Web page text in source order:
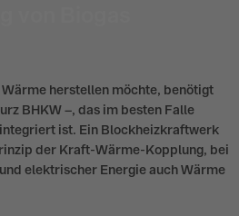
herstellen möchte, benötigt
BHKW –, das im besten Falle
ist. Ein Blockheizkraftwerk
der Kraft-Wärme-Kopplung, bei
elektrischer Energie auch Wärme